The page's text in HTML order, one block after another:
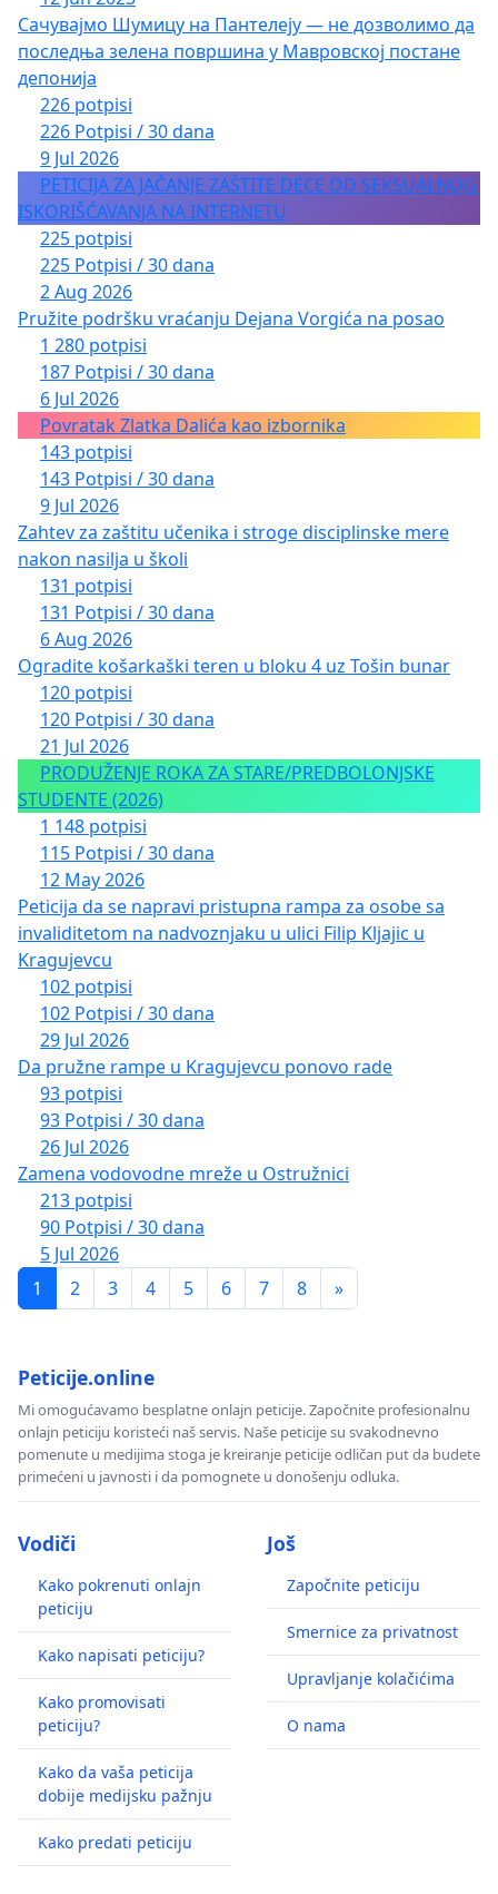
Сачувајмо Шумицу на Пантелеју — не дозволимо да
последња зелена површина у Мавровској постане
депонија
226 potpisi
226 Potpisi / 30 dana
9 Jul 2026
PETICIJA ZA JAČANJE ZAŠTITE DECE OD SEKSUALNOG
ISKORIŠĆAVANJA NA INTERNETU
225 potpisi
225 Potpisi / 30 dana
2 Aug 2026
Pružite podršku vraćanju Dejana Vorgića na posao
1 280 potpisi
187 Potpisi / 30 dana
6 Jul 2026
Povratak Zlatka Dalića kao izbornika
143 potpisi
143 Potpisi / 30 dana
9 Jul 2026
Zahtev za zaštitu učenika i stroge disciplinske mere
nakon nasilja u školi
131 potpisi
131 Potpisi / 30 dana
6 Aug 2026
Ogradite košarkaški teren u bloku 4 uz Tošin bunar
120 potpisi
120 Potpisi / 30 dana
21 Jul 2026
PRODUŽENJE ROKA ZA STARE/PREDBOLONJSKE
STUDENTE (2026)
1 148 potpisi
115 Potpisi / 30 dana
12 May 2026
Peticija da se napravi pristupna rampa za osobe sa
invaliditetom na nadvoznjaku u ulici Filip Kljajic u
Kragujevcu
102 potpisi
102 Potpisi / 30 dana
29 Jul 2026
Da pružne rampe u Kragujevcu ponovo rade
93 potpisi
93 Potpisi / 30 dana
26 Jul 2026
Zamena vodovodne mreže u Ostružnici
213 potpisi
90 Potpisi / 30 dana
5 Jul 2026
1
2 3 4 5 6 7 8 »
Peticije.online
Mi omogućavamo besplatne onlajn peticije. Započnite profesionalnu
onlajn peticiju koristeći naš servis. Naše peticije su svakodnevno
pomenute u medijima stoga je kreiranje peticije odličan put da budete
primećeni u javnosti i da pomognete u donošenju odluka.
Vodiči
Kako pokrenuti onlajn
peticiju
Kako napisati peticiju?
Kako promovisati
peticiju?
Kako da vaša peticija
dobije medijsku pažnju
Kako predati peticiju
Još
Započnite peticiju
Smernice za privatnost
Upravljanje kolačićima
O nama